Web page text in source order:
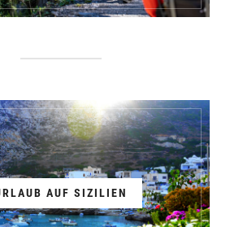
AUF SIZILIEN